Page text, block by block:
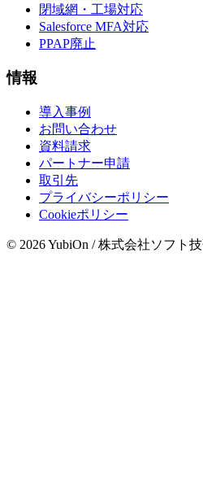
閉域網・工場対応
Salesforce MFA対応
PPAP廃止
情報
導入事例
お問い合わせ
資料請求
パートナー申請
取引先
プライバシーポリシー
Cookieポリシー
© 2026 YubiOn / 株式会社ソフト技